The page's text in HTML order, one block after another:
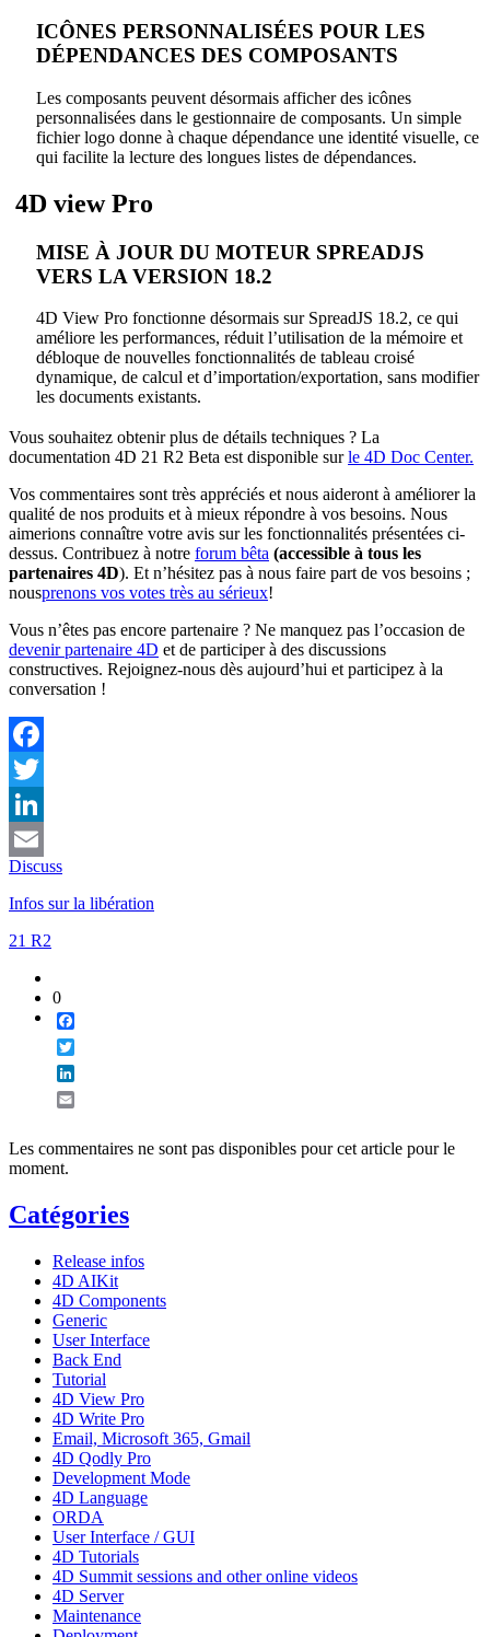
ICÔNES PERSONNALISÉES POUR LES
DÉPENDANCES DES COMPOSANTS
Les composants peuvent désormais afficher des icônes
personnalisées dans le gestionnaire de composants. Un simple
fichier logo donne à chaque dépendance une identité visuelle, ce
qui facilite la lecture des longues listes de dépendances.
4D view Pro
MISE À JOUR DU MOTEUR SPREADJS
VERS LA VERSION 18.2
4D View Pro fonctionne désormais sur SpreadJS 18.2, ce qui
améliore les performances, réduit l’utilisation de la mémoire et
débloque de nouvelles fonctionnalités de tableau croisé
dynamique, de calcul et d’importation/exportation, sans modifier
les documents existants.
Vous souhaitez obtenir plus de détails techniques ? La
documentation 4D 21 R2 Beta est disponible surle 4D Doc Center.
Vos commentaires sont très appréciés et nous aideront à améliorer la
qualité de nos produits et à mieux répondre à vos besoins. Nous
aimerions connaître votre avis sur les fonctionnalités présentées ci-
dessus. Contribuez à notre forum bêta (accessible à tous les
partenaires 4D). Et n’hésitez pas à nous faire part de vos besoins ;
nousprenons vos votes très au sérieux!
Vous n’êtes pas encore partenaire ? Ne manquez pas l’occasion de
devenir partenaire 4D et de participer à des discussions
constructives. Rejoignez-nous dès aujourd’hui et participez à la
conversation !
Facebook
Twitter
LinkedIn
Email
Discuss
Infos sur la libération
21 R2
0
Les commentaires ne sont pas disponibles pour cet article pour le
moment.
Catégories
Release infos
4D AIKit
4D Components
Generic
User Interface
Back End
Tutorial
4D View Pro
4D Write Pro
Email, Microsoft 365, Gmail
4D Qodly Pro
Development Mode
4D Language
ORDA
User Interface / GUI
4D Tutorials
4D Summit sessions and other online videos
4D Server
Maintenance